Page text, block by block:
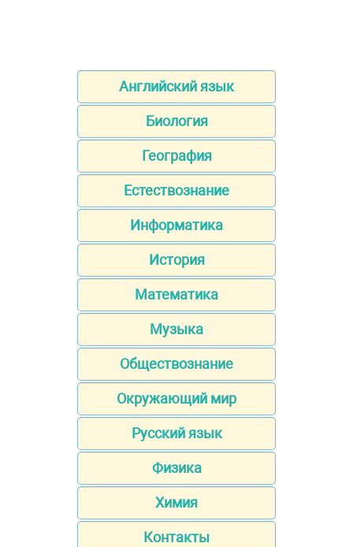
Английский язык
Биология
География
Естествознание
Информатика
История
Математика
Музыка
Обществознание
Окружающий мир
Русский язык
Физика
Химия
Контакты